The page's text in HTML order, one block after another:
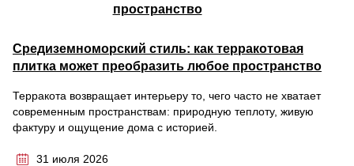
Средиземноморский стиль: как терракотовая
плитка может преобразить любое пространство
Терракота возвращает интерьеру то, чего часто не хватает
современным пространствам: природную теплоту, живую
фактуру и ощущение дома с историей.
31 июля 2026